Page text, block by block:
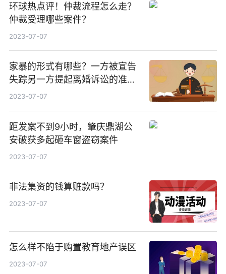
环球热点评！仲裁流程怎么走？
仲裁受理哪些案件？
2023-07-07
家暴的形式有哪些？一方被宣告
失踪另一方提起离婚诉讼的准予
离婚吗？-世界讯息
2023-07-07
距发案不到9小时，肇庆鼎湖公
安破获多起砸车窗盗窃案件
2023-07-07
非法集资的钱算赃款吗？
2023-07-07
怎么样不陷于购置教育地产误区
2023-07-07